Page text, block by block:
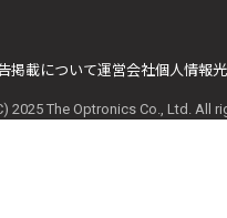
掲載について運営会社個人情報
2025 The Optronics Co., Ltd. All